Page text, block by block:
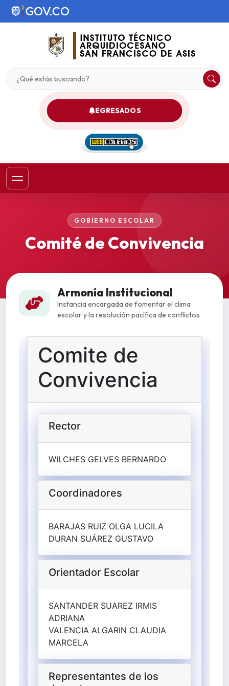
EGRESADOS
GOBIERNO ESCOLAR
Comité de Convivencia
Armonía Institucional
Instancia encargada de fomentar el clima
escolar y la resolución pacífica de conflictos